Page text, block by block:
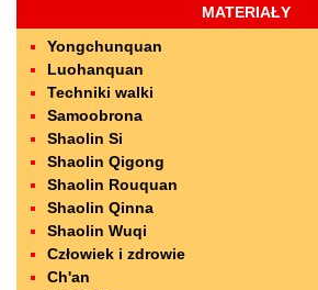
MATERIAŁY
Yongchunquan
Luohanquan
Techniki walki
Samoobrona
Shaolin Si
Shaolin Qigong
Shaolin Rouquan
Shaolin Qinna
Shaolin Wuqi
Człowiek i zdrowie
Ch'an